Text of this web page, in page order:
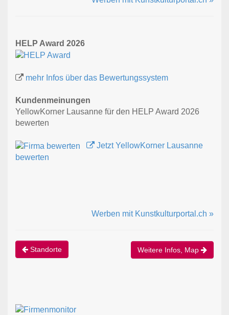
HELP Award 2026
mehr Infos über das Bewertungssystem
Kundenmeinungen
YellowKorner Lausanne für den HELP Award 2026
bewerten
Jetzt YellowKorner Lausanne
bewerten
Werben mit Kunstkulturportal.ch »
Standorte Weitere Infos, Map